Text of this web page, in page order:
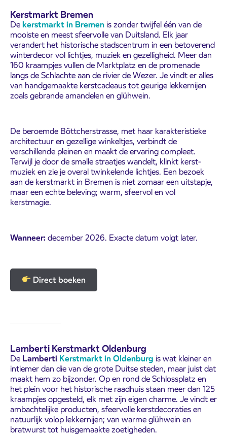
Kerstmarkt Bremen
Dekerstmarktin Bremen is zonder twijfel één van de
mooiste en meest sfeervolle van Duitsland. Elk jaar
verandert het historische stadscentrum in een betoverend
winterdecor vol lichtjes, muziek en gezelligheid. Meer dan
160 kraampjes vullen de Marktplatz en de promenade
langs de Schlachte aan de rivier de Wezer. Je vindt er alles
van handgemaakte kerstcadeaus tot geurige lekkernijen
zoals gebrande amandelen en glühwein.
De beroemde Böttcherstrasse, met haar karakteristieke
architectuur en gezellige winkeltjes, verbindt de
verschillende pleinen en maakt de ervaring compleet.
Terwijl je door de smalle straatjes wandelt, klinkt kerst­
muziek en zie je overal twinkelende lichtjes. Een bezoek
aan de kerstmarkt in Bremen is niet zomaar een uitstapje,
maar een echte beleving; warm, sfeervol en vol
kerstmagie.
Wanneer:december 2026. Exacte datum volgt later.
Direct boeken
Lamberti Kerstmarkt Oldenburg
De Lamberti Kerstmarkt in Oldenburg is wat kleiner en
intiemer dan die van de grote Duitse steden, maar juist dat
maakt hem zo bijzonder. Op en rond de Schlossplatz en
het plein voor het historische raadhuis staan meer dan 125
kraampjes opgesteld, elk met zijn eigen charme. Je vindt er
ambachtelijke producten, sfeervolle kerstdecoraties en
natuurlijk volop lekkernijen; van warme glühwein en
bratwurst tot huisgemaakte zoetigheden.